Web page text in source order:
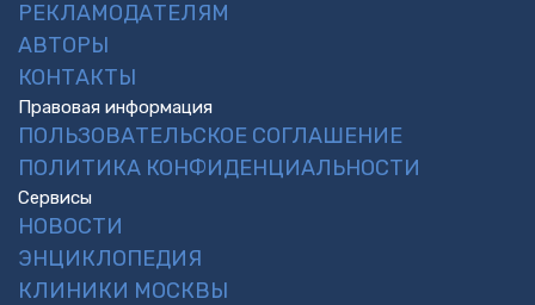
РЕКЛАМОДАТЕЛЯМ
АВТОРЫ
КОНТАКТЫ
Правовая информация
ПОЛЬЗОВАТЕЛЬСКОЕ СОГЛАШЕНИЕ
ПОЛИТИКА КОНФИДЕНЦИАЛЬНОСТИ
Сервисы
НОВОСТИ
ЭНЦИКЛОПЕДИЯ
КЛИНИКИ МОСКВЫ